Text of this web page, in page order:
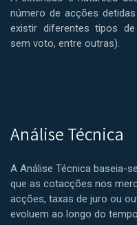
número de acções
existir diferentes tipos de
sem voto, entre outras).
Análise Técnica
A Análise Técnica baseia-
que as cotacções nos
acções, taxas de juro ou
evoluem ao longo do